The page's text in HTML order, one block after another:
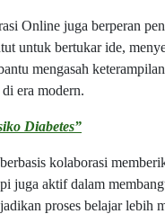
Online juga berperan
untuk bertukar ide,
mengasah
era modern.
Diabetes”
kolaborasi
juga aktif dalam
proses belajar lebih